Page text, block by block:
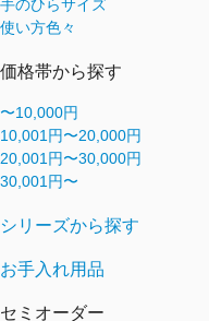
手のひらサイズ
使い方色々
価格帯から探す
〜10,000円
10,001円〜20,000円
20,001円〜30,000円
30,001円〜
シリーズから探す
お手入れ用品
セミオーダー